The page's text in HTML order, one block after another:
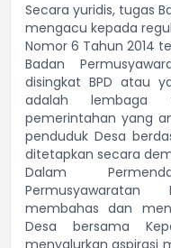
Secara yuridis, tugas
mengacu kepada
Nomor 6 Tahun 2014
Badan
disingkat BPD atau
adalah lembaga
pemerintahan yang
penduduk Desa
ditetapkan secara
Dalam
membahas dan
Desa bersama
menyalurkan aspirasi